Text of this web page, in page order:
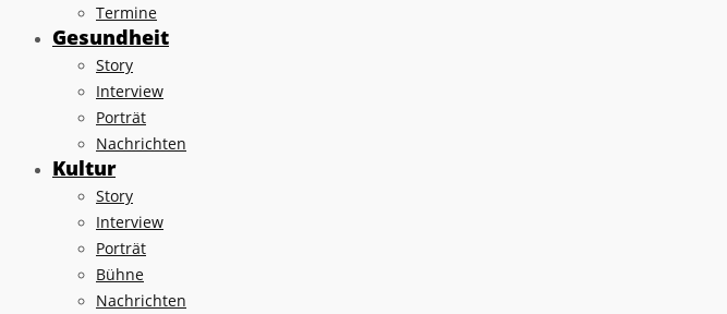
Termine
Gesundheit
Story
Interview
Porträt
Nachrichten
Kultur
Story
Interview
Porträt
Bühne
Nachrichten